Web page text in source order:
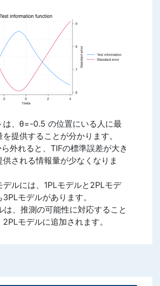
は、θ=-0.5 の位置にいる人に最
提供することが分かります。
外れると、TIFの標準誤差が大き
供される情報量が少なくなりま
デルには、1PLモデルと2PLモデ
モデルがあります。
は、推測の可能性に対応すること
モデルに追加されます。